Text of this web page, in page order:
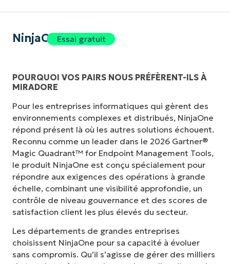
NinjaOneEssai gratuit
POURQUOI VOS PAIRS NOUS PRÉFÈRENT-ILS À
MIRADORE
Pour les entreprises informatiques qui gèrent des
environnements complexes et distribués, NinjaOne
répond présent là où les autres solutions échouent.
Reconnu comme un leader dans le 2026 Gartner®
Magic Quadrant™ for Endpoint Management Tools,
le produit NinjaOne est conçu spécialement pour
répondre aux exigences des opérations à grande
échelle, combinant une visibilité approfondie, un
contrôle de niveau gouvernance et des scores de
satisfaction client les plus élevés du secteur.
Les départements de grandes entreprises
choisissent NinjaOne pour sa capacité à évoluer
sans compromis. Qu’il s’agisse de gérer des milliers